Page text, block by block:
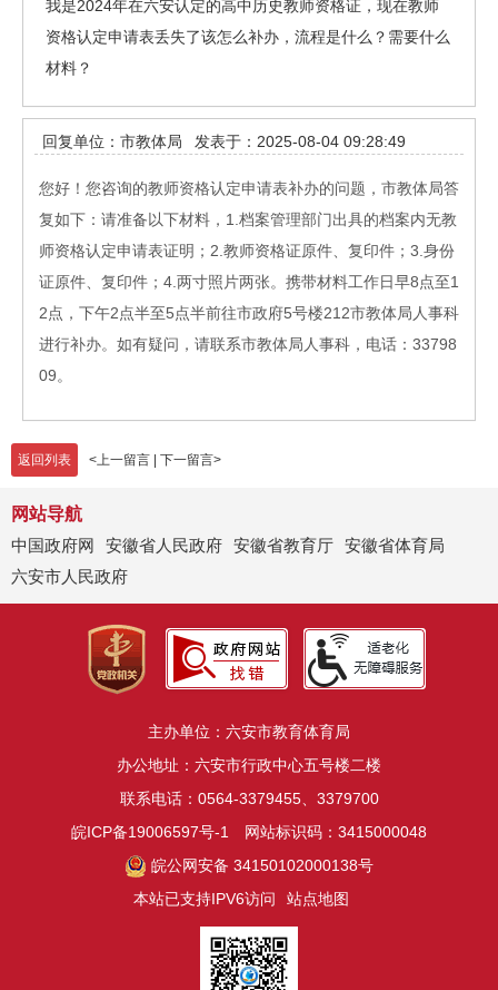
我是2024年在六安认定的高中历史教师资格证，现在教师
资格认定申请表丢失了该怎么补办，流程是什么？需要什么
材料？
回复单位：市教体局 发表于：2025-08-04 09:28:49
您好！您咨询的教师资格认定申请表补办的问题，市教体局答
复如下：请准备以下材料，1.档案管理部门出具的档案内无教
师资格认定申请表证明；2.教师资格证原件、复印件；3.身份
证原件、复印件；4.两寸照片两张。携带材料工作日早8点至1
2点，下午2点半至5点半前往市政府5号楼212市教体局人事科
进行补办。如有疑问，请联系市教体局人事科，电话：33798
09。
返回列表 < 上一留言 | 下一留言>
网站导航
中国政府网
安徽省人民政府 安徽省教育厅 安徽省体育局
六安市人民政府
主办单位：六安市教育体育局
办公地址：六安市行政中心五号楼二楼
联系电话：0564-3379455、3379700
皖ICP备19006597号-1
网站标识码：3415000048
皖公网安备 34150102000138号
本站已支持IPV6访问
站点地图